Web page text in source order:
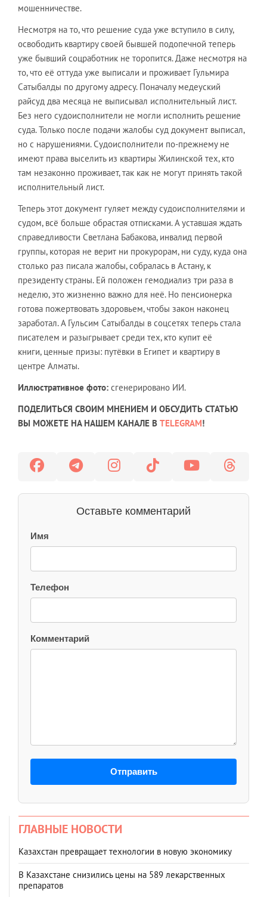
мошенничестве.
Несмотря на то, что решение суда уже вступило в силу,
освободить квартиру своей бывшей подопечной теперь
уже бывший соцработник не торопится. Даже несмотря на
то, что её оттуда уже выписали и проживает Гульмира
Сатыбалды по другому адресу. Поначалу медеуский
райсуд два месяца не выписывал исполнительный лист.
Без него судоисполнители не могли исполнить решение
суда. Только после подачи жалобы суд документ выписал,
но с нарушениями. Судоисполнители по-прежнему не
имеют права выселить из квартиры Жилинской тех, кто
там незаконно проживает, так как не могут принять такой
исполнительный лист.
Теперь этот документ гуляет между судоисполнителями и
судом, всё больше обрастая отписками. А уставшая ждать
справедливости Светлана Бабакова, инвалид первой
группы, которая не верит ни прокурорам, ни суду, куда она
столько раз писала жалобы, собралась в Астану, к
президенту страны. Ей положен гемодиализ три раза в
неделю, это жизненно важно для неё. Но пенсионерка
готова пожертвовать здоровьем, чтобы закон наконец
заработал. А Гульсим Сатыбалды в соцсетях теперь стала
писателем и разыгрывает среди тех, кто купит её
книги, ценные призы: путёвки в Египет и квартиру в
центре Алматы.
Иллюстративное фото: сгенерировано ИИ.
ПОДЕЛИТЬСЯ СВОИМ МНЕНИЕМ И ОБСУДИТЬ СТАТЬЮ
ВЫ МОЖЕТЕ НА НАШЕМ КАНАЛЕ В TELEGRAM!
Оставьте комментарий
Имя
Телефон
Комментарий
Отправить
ГЛАВНЫЕ НОВОСТИ
Казахстан превращает технологии в новую экономику
В Казахстане снизились цены на 589 лекарственных
препаратов